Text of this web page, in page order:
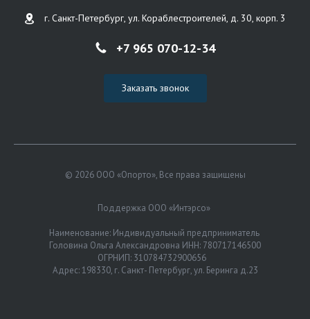
г. Санкт-Петербург, ул. Кораблестроителей, д. 30, корп. 3
+7 965 070-12-34
Заказать звонок
© 2026 ООО «Опорто», Все права защищены
Поддержка ООО «Интэрсо»
Наименование: Индивидуальный предприниматель
Головина Ольга Александровна ИНН: 780717146500
ОГРНИП: 310784732900656
Адрес: 198330, г. Санкт- Петербург, ул. Беринга д.23